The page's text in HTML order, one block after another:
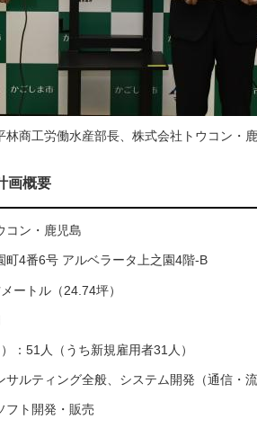
林商工労働水産部長、株式会社トウコン
画概要
コン・鹿児島
町4番6号 アルベラータ上之園4階-B
ートル（24.74坪）
：51人（うち新規雇用者31人）
ルティング全般、システム開発（通信・流
開発・販売